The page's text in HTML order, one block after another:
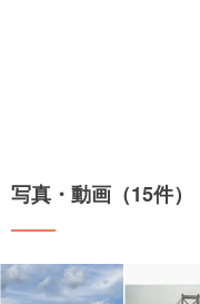
写真・動画（15件）